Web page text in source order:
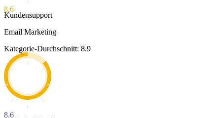
8.6
Kundensupport
Email Marketing
Kategorie-Durchschnitt: 8.9
8.6